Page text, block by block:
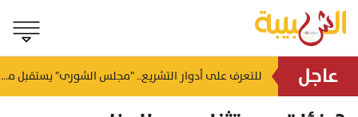
عاجل خلال تكريم المجيدين.. صاحب السمو السيد بلعرب بن هيثم يدعو الطلبة لتمثيل عمان بأخلاقهم وثباتهم على القيم للتعرف على أدوار التشريع.. "مجلس الشورى" يستقبل منتسبي برنامج الزمالة القانونية